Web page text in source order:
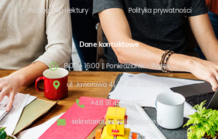
Podręczniki i lektury
Polityka prywatności
Dane kontaktowe
8:00 - 16:00 || Poniedziałek - Piątek
ul. Jaworowa 41, 71-382 Szczecin
+48 91 45 26 092
sekretariat@szkolaglebokie.pl